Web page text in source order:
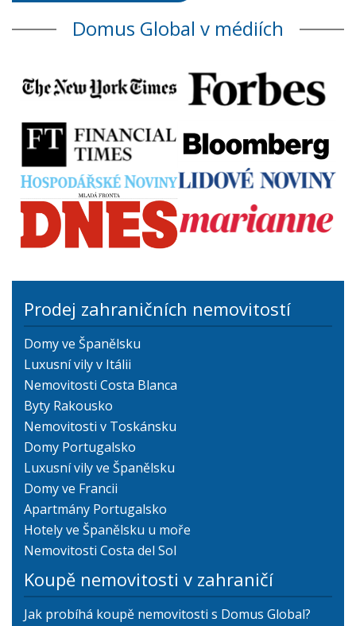
Domus Global v médiích
Prodej zahraničních nemovitostí
Domy ve Španělsku
Luxusní vily v Itálii
Nemovitosti Costa Blanca
Byty Rakousko
Nemovitosti v Toskánsku
Domy Portugalsko
Luxusní vily ve Španělsku
Domy ve Francii
Apartmány Portugalsko
Hotely ve Španělsku u moře
Nemovitosti Costa del Sol
Koupě nemovitosti v zahraničí
Jak probíhá koupě nemovitosti s Domus Global?